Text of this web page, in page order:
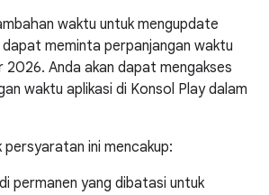
waktu untuk mengupdate
dapat meminta perpanjangan waktu
2026. Anda akan dapat mengakses
waktu aplikasi di Konsol Play dalam
persyaratan ini mencakup:
permanen yang dibatasi untuk